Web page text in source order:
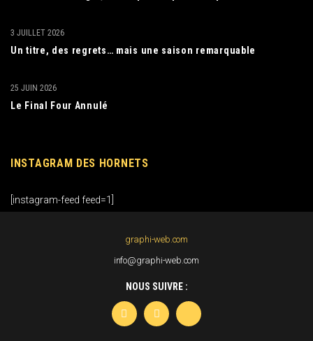
Un titre, des regrets… mais une saison remarquable
3 JUILLET 2026
Le Final Four Annulé
25 JUIN 2026
INSTAGRAM DES HORNETS
[instagram-feed feed=1]
graphi-web.com
info@graphi-web.com
NOUS SUIVRE :